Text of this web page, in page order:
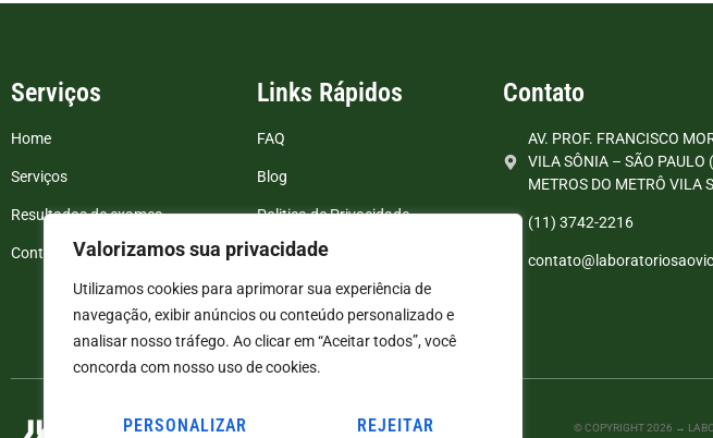
Valorizamos sua privacidade
Utilizamos cookies para aprimorar sua experiência de
navegação, exibir anúncios ou conteúdo personalizado e
analisar nosso tráfego. Ao clicar em “Aceitar todos”, você
concorda com nosso uso de cookies.
PERSONALIZAR REJEITAR
Serviços
Home
Serviços
Resultados de exames
Contato
Links Rápidos
FAQ
Blog
Politica de Privacidade
Termos e Condições
Contato
AV. PROF. FRANCISCO
VILA SÔNIA – SÃO PAULO
METROS DO METRÔ VILA
(11) 3742-2216
© COPYRIGHT2026 →